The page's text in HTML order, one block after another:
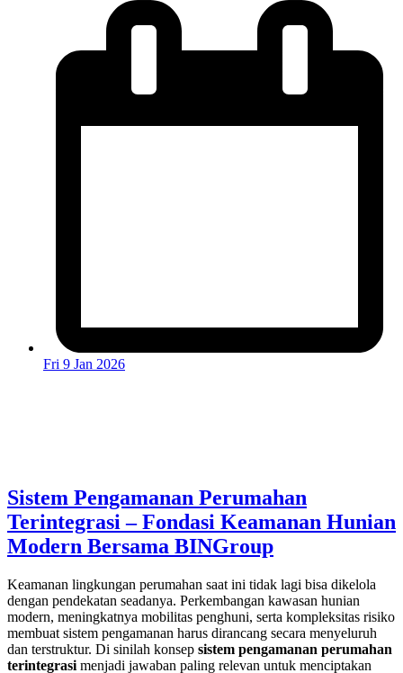
Fri 9 Jan 2026
Sistem Pengamanan Perumahan
Terintegrasi – Fondasi Keamanan Hunian
Modern Bersama BINGroup
Keamanan lingkungan perumahan saat ini tidak lagi bisa dikelola
dengan pendekatan seadanya. Perkembangan kawasan hunian
modern, meningkatnya mobilitas penghuni, serta kompleksitas risiko
membuat sistem pengamanan harus dirancang secara menyeluruh
dan terstruktur. Di sinilah konsep sistem pengamanan perumahan
terintegrasi menjadi jawaban paling relevan untuk menciptakan